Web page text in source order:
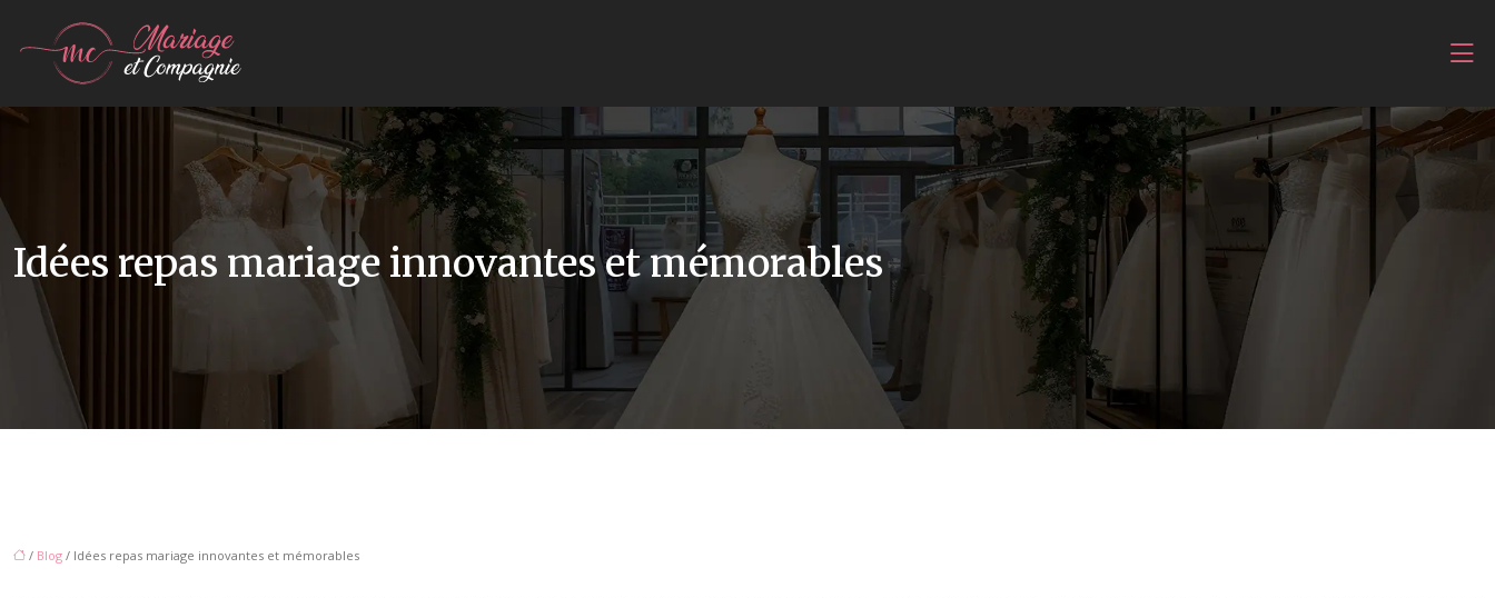
Idées repas mariage innovantes et mémorables
/ Blog / Idées repas mariage innovantes et mémorables